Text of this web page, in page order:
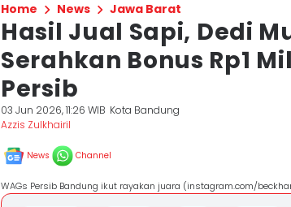
Home News Jawa Barat
Hasil Jual Sapi, Dedi
Serahkan Bonus Rp1
Persib
03 Jun 2026, 11:26 WIB Kota Bandung
Azzis Zulkhairil
News Channel
WAGs Persib Bandung ikut rayakan juara (instagram.com/